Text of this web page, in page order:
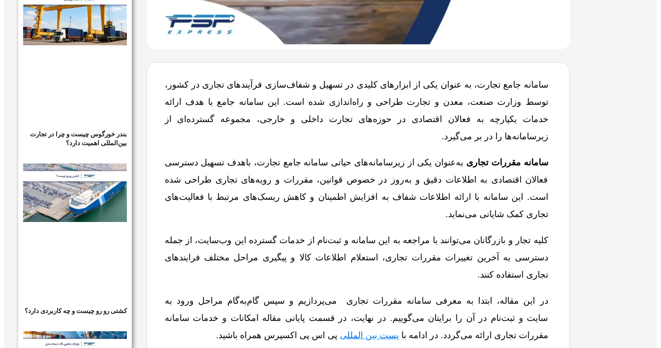
سامانه جامع تجارت، به عنوان یکی از ابزارهای کلیدی در تسهیل و شفاف‌سازی فرآیندهای تجاری در کشور،
توسط وزارت صنعت، معدن و تجارت طراحی و راه‌اندازی شده است. این سامانه جامع با هدف ارائه
خدمات یکپارچه به فعالان اقتصادی در حوزه‌های تجارت داخلی و خارجی، مجموعه گسترده‌ای از
زیرسامانه‌ها را در بر می‌گیرد.
سامانه مقررات تجاری به‌عنوان یکی از زیرسامانه‌های حیاتی سامانه جامع تجارت، باهدف تسهیل دسترسی
فعالان اقتصادی به اطلاعات دقیق و به‌روز در خصوص قوانین، مقررات و رویه‌های تجاری طراحی شده
است. این سامانه با ارائه اطلاعات شفاف به افزایش اطمینان و کاهش ریسک‌های مرتبط با فعالیت‌های
تجاری کمک شایانی می‌نماید.
کلیه تجار و بازرگانان می‌توانند با مراجعه به این سامانه و ثبت‌نام از خدمات گسترده این وب‌سایت، از جمله
دسترسی به آخرین تغییرات مقررات تجاری، استعلام اطلاعات کالا و پیگیری مراحل مختلف فرایندهای
تجاری استفاده کنند.
در این مقاله، ابتدا به معرفی سامانه مقررات تجاری می‌پردازیم و سپس گام‌به‌گام مراحل ورود به
سایت و ثبت‌نام در آن را برایتان می‌گوییم. در نهایت، در قسمت پایانی مقاله امکانات و خدمات سامانه
مقررات تجاری ارائه می‌گردد. در ادامه با پست بین المللی پی اس پی اکسپرس همراه باشید.
بندر خورگوس چیست و چرا در تجارت
بین‌المللی اهمیت دارد؟
کشتی رو رو چیست و چه کاربردی دارد؟